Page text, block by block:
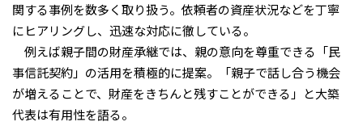
関する事例を数多く取り扱う。依頼者の資産状況などを丁寧
にヒアリングし、迅速な対応に徹している。
例えば親子間の財産承継では、親の意向を尊重できる「民
事信託契約」の活用を積極的に提案。「親子で話し合う機会
が増えることで、財産をきちんと残すことができる」と大築
代表は有用性を語る。